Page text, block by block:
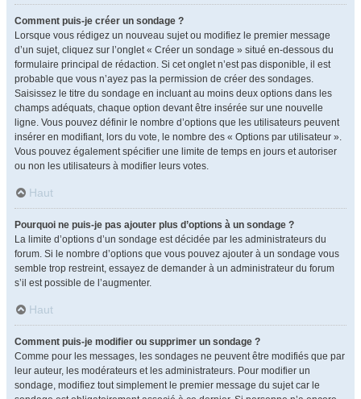
Comment puis-je créer un sondage ?
Lorsque vous rédigez un nouveau sujet ou modifiez le premier message
d’un sujet, cliquez sur l’onglet « Créer un sondage » situé en-dessous du
formulaire principal de rédaction. Si cet onglet n’est pas disponible, il est
probable que vous n’ayez pas la permission de créer des sondages.
Saisissez le titre du sondage en incluant au moins deux options dans les
champs adéquats, chaque option devant être insérée sur une nouvelle
ligne. Vous pouvez définir le nombre d’options que les utilisateurs peuvent
insérer en modifiant, lors du vote, le nombre des « Options par utilisateur ».
Vous pouvez également spécifier une limite de temps en jours et autoriser
ou non les utilisateurs à modifier leurs votes.
Haut
Pourquoi ne puis-je pas ajouter plus d’options à un sondage ?
La limite d’options d’un sondage est décidée par les administrateurs du
forum. Si le nombre d’options que vous pouvez ajouter à un sondage vous
semble trop restreint, essayez de demander à un administrateur du forum
s’il est possible de l’augmenter.
Haut
Comment puis-je modifier ou supprimer un sondage ?
Comme pour les messages, les sondages ne peuvent être modifiés que par
leur auteur, les modérateurs et les administrateurs. Pour modifier un
sondage, modifiez tout simplement le premier message du sujet car le